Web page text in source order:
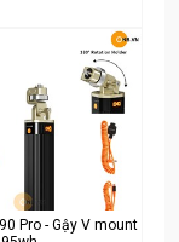
Pro - Gậy V mount